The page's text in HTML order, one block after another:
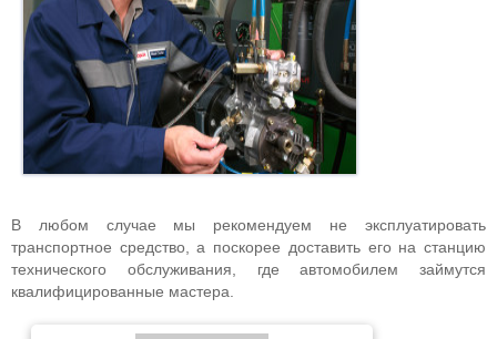
В любом случае мы рекомендуем не эксплуатировать
транспортное средство, а поскорее доставить его на станцию
технического обслуживания, где автомобилем займутся
квалифицированные мастера.